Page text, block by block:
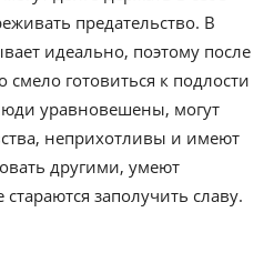
предательство. В
идеально, поэтому после
готовиться к подлости
уравновешены, могут
неприхотливы и имеют
другими, умеют
заполучить славу.